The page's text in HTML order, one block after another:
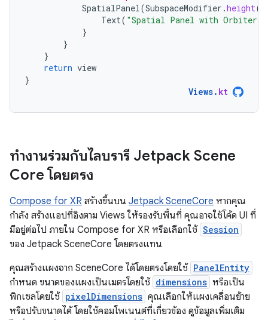
SpatialPanel(SubspaceModifier .height(
Text( "Spatial Panel with Orbiter"
}
}
}
return view
}
Views. kt
ทำงานร่วมกับไลบรารี Jetpack Scene
Core โดยตรง
Compose for XR สร้างขึ้นบน Jetpack SceneCore หากคุณ
กำลัง สร้างแอปที่อิงตาม Views ให้รองรับพื้นที่ คุณอาจใช้โค้ด UI ที่
มีอยู่ต่อไป ภายใน Compose for XR หรือเลือกใช้ Session
ของ Jetpack SceneCore โดยตรงแทน
คุณสร้างแผงจาก SceneCore ได้โดยตรงโดยใช้ PanelEntity
กำหนด ขนาดของแผงเป็นเมตรโดยใช้ dimensions หรือเป็น
พิกเซลโดยใช้ pixelDimensions คุณเลือกให้แผงเคลื่อนย้าย
หรือปรับขนาดได้ โดยใช้คอมโพเนนต์ที่เกี่ยวข้อง ดูข้อมูลเพิ่มเติม